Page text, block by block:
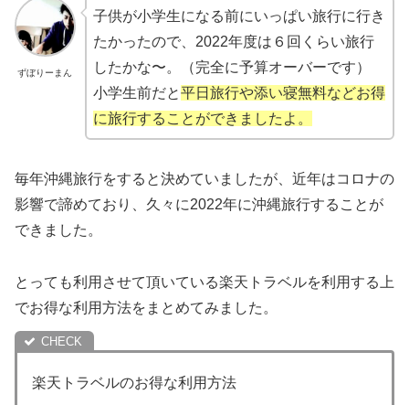
ずぼりーまん
子供が小学生になる前にいっぱい旅行に行き
たかったので、2022年度は６回くらい旅行
したかな〜。（完全に予算オーバーです）
小学生前だと平日旅行や添い寝無料などお得
に旅行することができましたよ。
毎年沖縄旅行をすると決めていましたが、近年はコロナの
影響で諦めており、久々に2022年に沖縄旅行することが
できました。
とっても利用させて頂いている楽天トラベルを利用する上
でお得な利用方法をまとめてみました。
楽天トラベルのお得な利用方法